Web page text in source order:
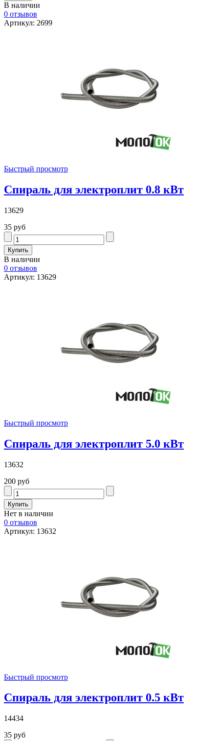
В наличии
0 отзывов
Артикул: 2699
Быстрый просмотр
Спираль для электроплит 0.8 кВт
13629
35 руб
В наличии
0 отзывов
Артикул: 13629
Быстрый просмотр
Спираль для электроплит 5.0 кВт
13632
200 руб
Нет в наличии
0 отзывов
Артикул: 13632
Быстрый просмотр
Спираль для электроплит 0.5 кВт
14434
35 руб